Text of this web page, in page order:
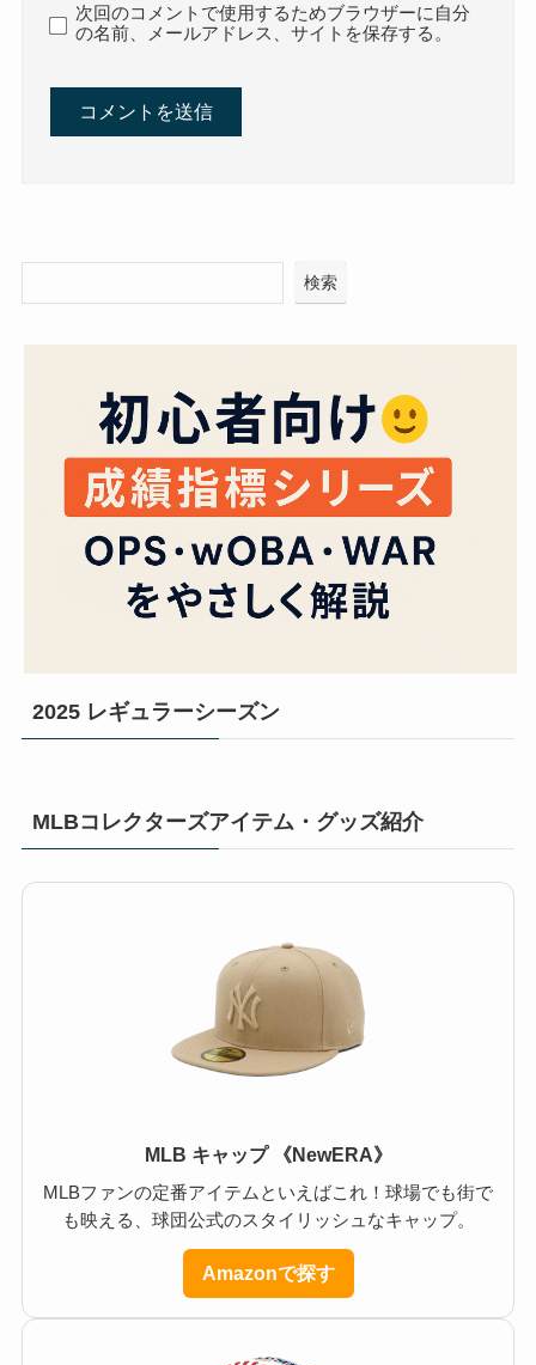
次回のコメントで使用するためブラウザーに自分
の名前、メールアドレス、サイトを保存する。
検索
2025 レギュラーシーズン
MLBコレクターズアイテム・グッズ紹介
MLB キャップ 《NewERA》
MLBファンの定番アイテムといえばこれ！球場でも街で
も映える、球団公式のスタイリッシュなキャップ。
Amazonで探す